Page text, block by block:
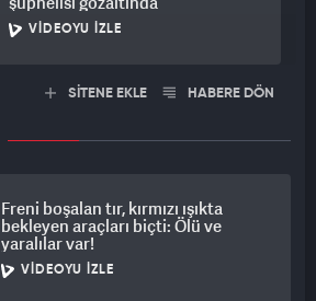
VIDEOYU İZLE
SİTENE EKLE HABERE DÖN
Freni boşalan tır, kırmızı ışıkta
bekleyen araçları biçti: Ölü ve
yaralılar var!
VIDEOYU İZLE